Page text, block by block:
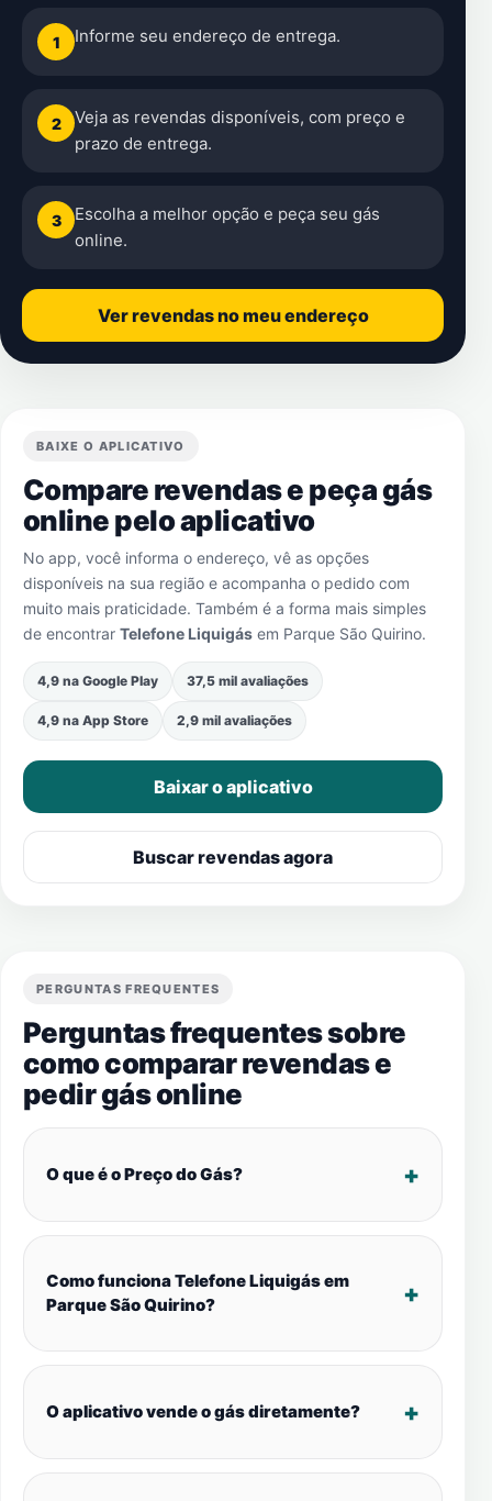
1 Informe seu endereço de entrega.
2
Veja as revendas disponíveis, com preço e
prazo de entrega.
3
Escolha a melhor opção e peça seu gás
online.
Ver revendas no meu endereço
BAIXE O APLICATIVO
Compare revendas e peça gás
online pelo aplicativo
No app, você informa o endereço, vê as opções
disponíveis na sua região e acompanha o pedido com
muito mais praticidade. Também é a forma mais simples
de encontrar Telefone Liquigás em Parque São Quirino.
4,9 na Google Play 37,5 mil avaliações
4,9 na App Store 2,9 mil avaliações
Baixar o aplicativo
Buscar revendas agora
PERGUNTAS FREQUENTES
Perguntas frequentes sobre
como comparar revendas e
pedir gás online
O que é o Preço do Gás?
Como funciona Telefone Liquigás em
Parque São Quirino?
O aplicativo vende o gás diretamente?